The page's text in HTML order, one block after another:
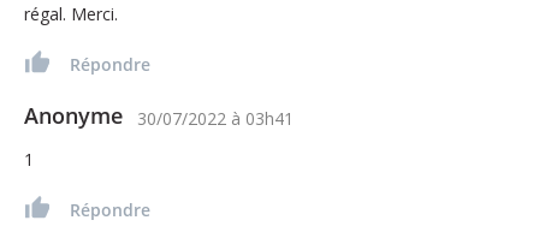
régal. Merci.
Répondre
Anonyme 30/07/2022 à 03h41
1
Répondre